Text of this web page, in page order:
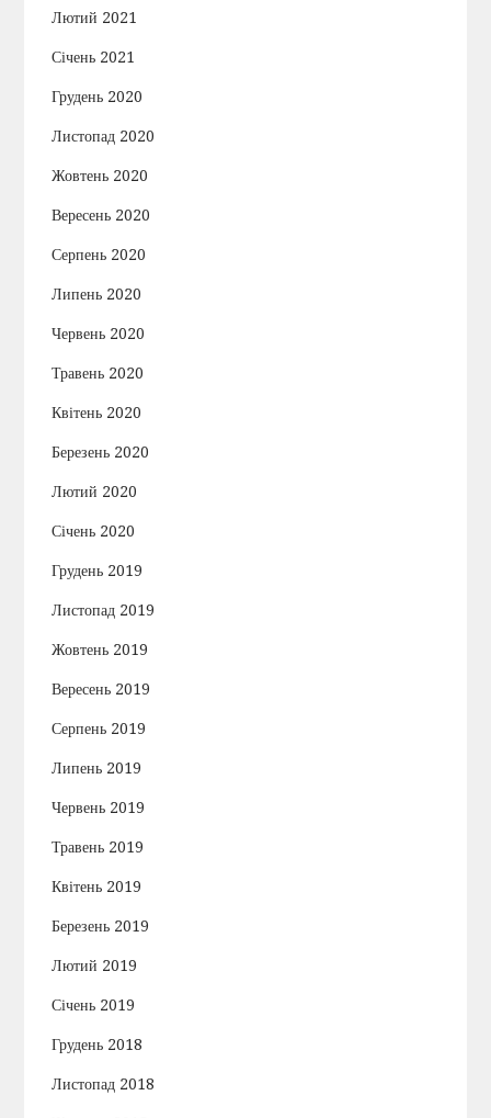
Лютий 2021
Січень 2021
Грудень 2020
Листопад 2020
Жовтень 2020
Вересень 2020
Серпень 2020
Липень 2020
Червень 2020
Травень 2020
Квітень 2020
Березень 2020
Лютий 2020
Січень 2020
Грудень 2019
Листопад 2019
Жовтень 2019
Вересень 2019
Серпень 2019
Липень 2019
Червень 2019
Травень 2019
Квітень 2019
Березень 2019
Лютий 2019
Січень 2019
Грудень 2018
Листопад 2018